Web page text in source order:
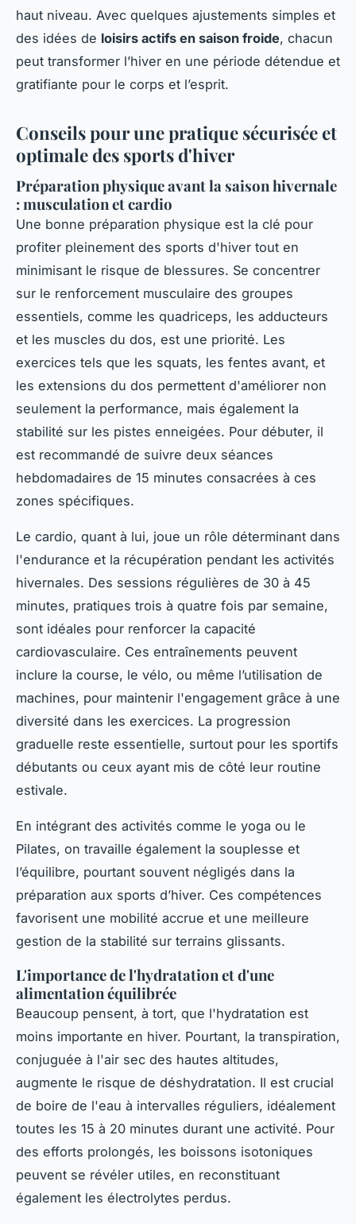
haut niveau. Avec quelques ajustements simples et
des idées de loisirs actifs en saison froide, chacun
peut transformer l’hiver en une période détendue et
gratifiante pour le corps et l’esprit.
Conseils pour une pratique sécurisée et
optimale des sports d'hiver
Préparation physique avant la saison hivernale
: musculation et cardio
Une bonne préparation physique est la clé pour
profiter pleinement des sports d'hiver tout en
minimisant le risque de blessures. Se concentrer
sur le renforcement musculaire des groupes
essentiels, comme les quadriceps, les adducteurs
et les muscles du dos, est une priorité. Les
exercices tels que les squats, les fentes avant, et
les extensions du dos permettent d'améliorer non
seulement la performance, mais également la
stabilité sur les pistes enneigées. Pour débuter, il
est recommandé de suivre deux séances
hebdomadaires de 15 minutes consacrées à ces
zones spécifiques.
Le cardio, quant à lui, joue un rôle déterminant dans
l'endurance et la récupération pendant les activités
hivernales. Des sessions régulières de 30 à 45
minutes, pratiques trois à quatre fois par semaine,
sont idéales pour renforcer la capacité
cardiovasculaire. Ces entraînements peuvent
inclure la course, le vélo, ou même l’utilisation de
machines, pour maintenir l'engagement grâce à une
diversité dans les exercices. La progression
graduelle reste essentielle, surtout pour les sportifs
débutants ou ceux ayant mis de côté leur routine
estivale.
En intégrant des activités comme le yoga ou le
Pilates, on travaille également la souplesse et
l’équilibre, pourtant souvent négligés dans la
préparation aux sports d’hiver. Ces compétences
favorisent une mobilité accrue et une meilleure
gestion de la stabilité sur terrains glissants.
L'importance de l'hydratation et d'une
alimentation équilibrée
Beaucoup pensent, à tort, que l'hydratation est
moins importante en hiver. Pourtant, la transpiration,
conjuguée à l'air sec des hautes altitudes,
augmente le risque de déshydratation. Il est crucial
de boire de l'eau à intervalles réguliers, idéalement
toutes les 15 à 20 minutes durant une activité. Pour
des efforts prolongés, les boissons isotoniques
peuvent se révéler utiles, en reconstituant
également les électrolytes perdus.